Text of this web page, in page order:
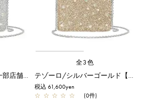
テゾーロ/シルバー【一部店舗先行販売商品】
全3色
テゾーロ/シルバーゴールド【一部店舗先行販売商品】
税込 61,600yen
☆ ☆ ☆ ☆ ☆ (0件)